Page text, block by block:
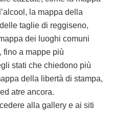
la mappa della
taglie di reggiseno,
dei luoghi comuni
fino a mappe più
stati che chiedono più
della libertà di stampa,
atre ancora.
alla gallery e ai siti